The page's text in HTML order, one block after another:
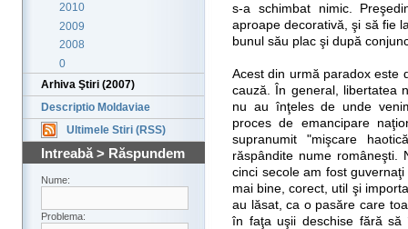
2010
2009
2008
0
Arhiva Ştiri (2007)
Descriptio Moldaviae
Ultimele Stiri (RSS)
Intreabă > Răspundem
Nume:
Problema:
s-a schimbat nimic.
aproape decorativă, şi să fie
bunul său plac şi după
Acest din urmă paradox este
cauză. În general, libertatea
nu au înţeles de unde
proces de emancipare
supranumit "mişcare
răspândite nume
cinci secole am fost
mai bine, corect, util şi
au lăsat, ca o pasăre care
în faţa uşii deschise fără